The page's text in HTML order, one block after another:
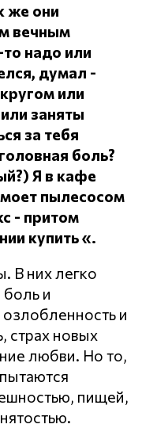
же они
вечным
надо или
думал -
или
заняты
за тебя
боль?
Я в кафе
пылесосом
- притом
купить «.
В них легко
и
и
страх новых
любви. Но то,
пищей,